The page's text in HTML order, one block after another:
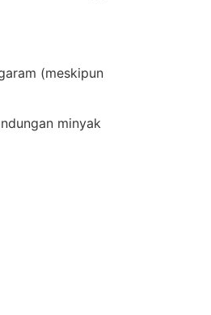
(meskipun
minyak